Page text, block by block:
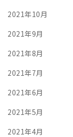
2021年10月
2021年9月
2021年8月
2021年7月
2021年6月
2021年5月
2021年4月